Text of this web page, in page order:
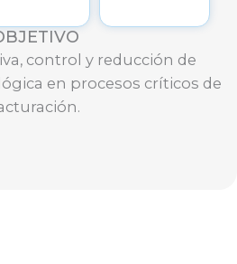
control y reducción de
en procesos críticos de